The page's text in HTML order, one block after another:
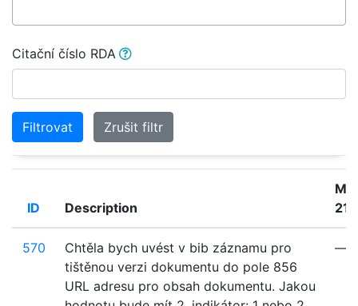
Citační číslo RDA
Filtrovat Zrušit filtr
ID Description
21
570
Chtěla bych uvést v bib záznamu pro
tištěnou verzi dokumentu do pole 856
URL adresu pro obsah dokumentu. Jakou
—